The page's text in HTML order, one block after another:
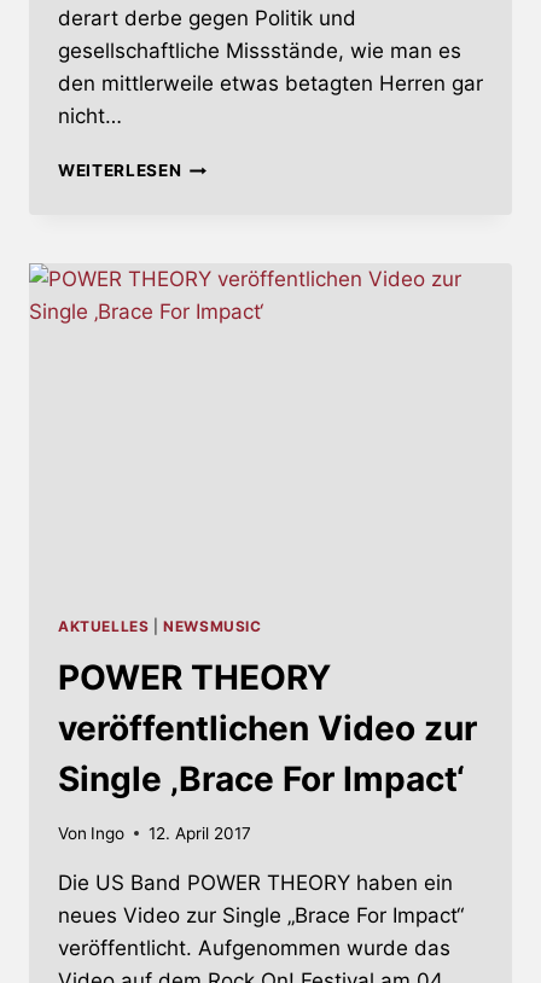
derart derbe gegen Politik und
gesellschaftliche Missstände, wie man es
den mittlerweile etwas betagten Herren gar
nicht…
WEITERLESENBLOODLUST
AKTUELLES |NEWSMUSIC
POWER THEORY
veröffentlichen Video zur
Single ‚Brace For Impact‘
Von Ingo 12. April 2017
Die US Band POWER THEORY haben ein
neues Video zur Single „Brace For Impact“
veröffentlicht. Aufgenommen wurde das